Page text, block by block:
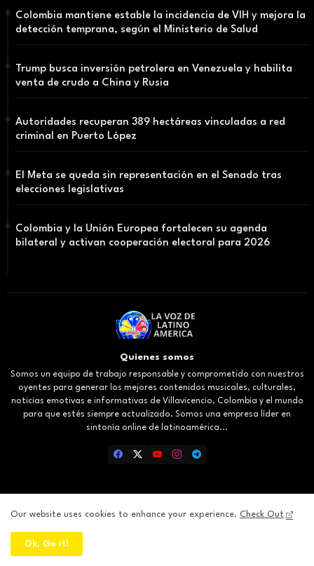
Colombia mantiene estable la incidencia de VIH y mejora la
detección temprana, según el Ministerio de Salud
Trump busca inversión petrolera en Venezuela y habilita
venta de crudo a China y Rusia
Autoridades recuperan 389 hectáreas vinculadas a red
criminal en Puerto López
El Meta se queda sin representación en el Senado tras
elecciones legislativas
Colombia y la Unión Europea fortalecen su agenda
bilateral y activan cooperación electoral para 2026
Quienes somos
Somos un equipo de trabajo responsable y comprometido con nuestros
oyentes para generar los mejores contenidos musicales, culturales,
noticias emotivas e informativas de Villavicencio, Colombia y el mundo
para que estés siempre actualizado. Somos una empresa líder en
sintonía online de latinoamérica...
Inicio About Contact us Privacy Policy
Our website uses cookies to enhance your experience. Check Out
Ok, Go it!